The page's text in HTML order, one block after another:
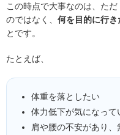
この時点で大事なのは、た
のではなく、 何を目的に行き
とです。
たとえば、
体重を落としたい
体力低下が気になって
肩や腰の不安があり